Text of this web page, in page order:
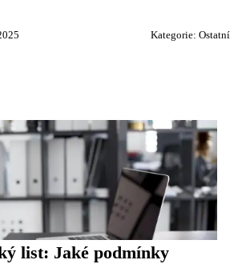
Kategorie: Ostatní
list: Jaké podmínky